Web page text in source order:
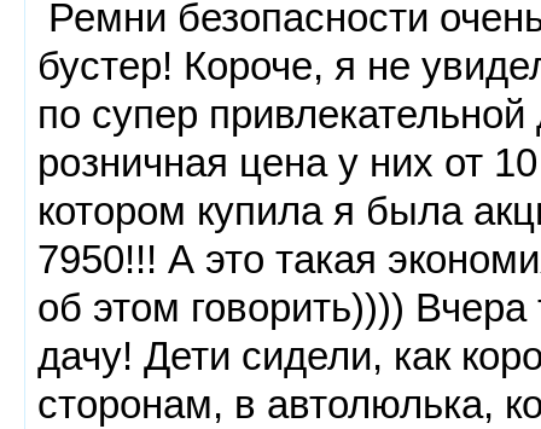
Ремни безопасности
бустер! Короче, я не
по супер
розничная цена у них от
котором купила я была
7950!!! А это такая
об этом говорить))))
дачу! Дети сидели, как
сторонам, в автолюлька,